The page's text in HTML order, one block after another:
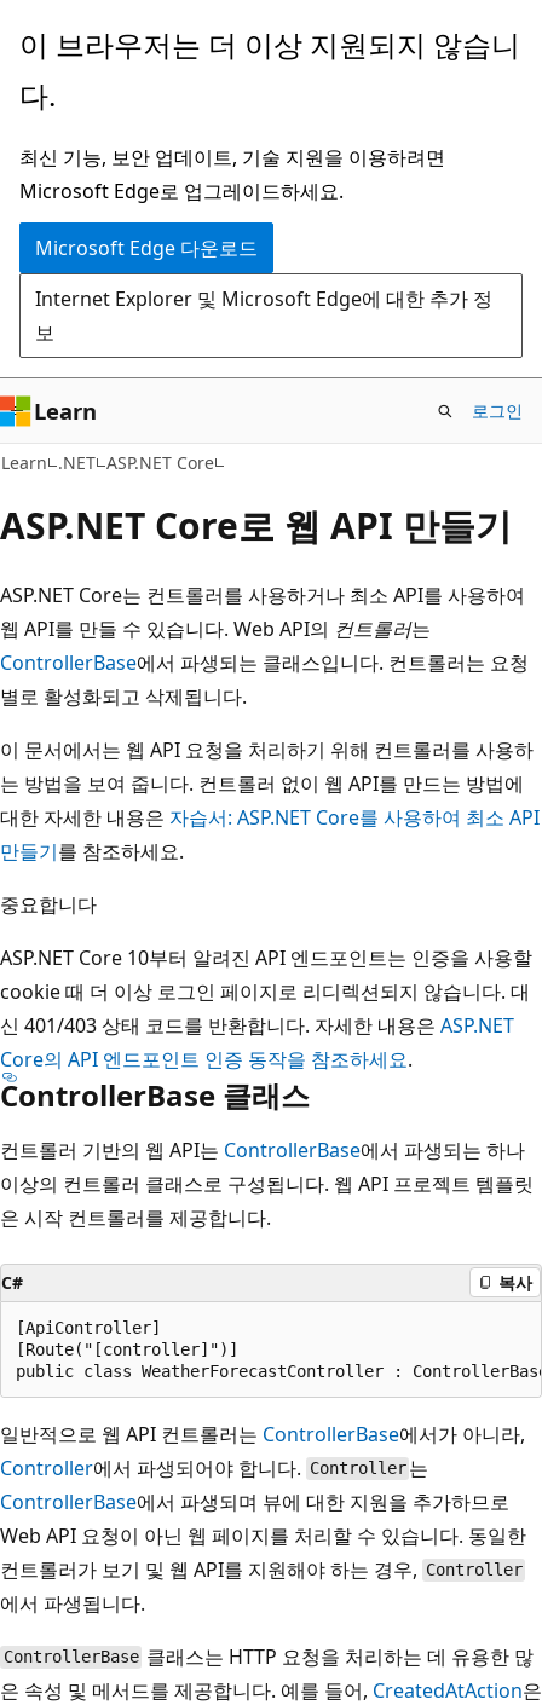
주
콘
츠
로
건
너
뛰
기
이 브라우저는 더 이상 지원되지 않습니
다.
최신 기능, 보안 업데이트, 기술 지원을 이용하려면
Microsoft Edge로 업그레이드하세요.
Microsoft Edge 다운로드
Internet Explorer 및 Microsoft Edge에 대한 추가 정
보
Learn 로그인
Learn .NET ASP.NET Core
ASP.NET Core로 웹 API 만들기
ASP.NET Core는 컨트롤러를 사용하거나 최소 API를 사용하여
웹 API를 만들 수 있습니다. Web API의 컨트롤러는
ControllerBase에서 파생되는 클래스입니다. 컨트롤러는 요청
별로 활성화되고 삭제됩니다.
이 문서에서는 웹 API 요청을 처리하기 위해 컨트롤러를 사용하
는 방법을 보여 줍니다. 컨트롤러 없이 웹 API를 만드는 방법에
대한 자세한 내용은 자습서: ASP.NET Core를 사용하여 최소 API
만들기를 참조하세요.
중요합니다
ASP.NET Core 10부터 알려진 API 엔드포인트는 인증을 사용할
cookie 때 더 이상 로그인 페이지로 리디렉션되지 않습니다. 대
신 401/403 상태 코드를 반환합니다. 자세한 내용은 ASP.NET
Core의 API 엔드포인트 인증 동작을 참조하세요.
ControllerBase 클래스
컨트롤러 기반의 웹 API는 ControllerBase에서 파생되는 하나
이상의 컨트롤러 클래스로 구성됩니다. 웹 API 프로젝트 템플릿
은 시작 컨트롤러를 제공합니다.
C# 복사
[ApiController]
[Route("[controller]")]
일반적으로 웹 API 컨트롤러는 ControllerBase에서가 아니라,
Controller에서 파생되어야 합니다. Controller 는
ControllerBase에서 파생되며 뷰에 대한 지원을 추가하므로
Web API 요청이 아닌 웹 페이지를 처리할 수 있습니다. 동일한
컨트롤러가 보기 및 웹 API를 지원해야 하는 경우, Controller
에서 파생됩니다.
ControllerBase 클래스는 HTTP 요청을 처리하는 데 유용한 많
은 속성 및 메서드를 제공합니다. 예를 들어, CreatedAtAction은